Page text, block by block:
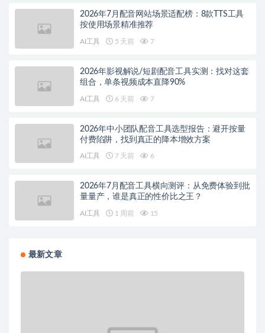
2026年7月配音网站场景适配榜：8款TTS工具
按使用场景精准推荐
AI工具 5 天前 7
2026年影视解说/短剧配音工具实测：找对这套
组合，单条视频成本直降90%
AI工具 6 天前 7
2026年中小团队配音工具选型报告：避开按量
付费陷阱，找到真正的降本增效方案
AI工具 7 天前 6
2026年7月配音工具横向测评：从免费体验到批
量量产，谁是真正的性价比之王？
AI工具 1 周前 15
最新文章